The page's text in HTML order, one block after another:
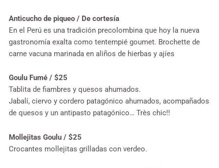
Anticucho de piqueo / De cortesía
En el Perú es una tradición precolombina que hoy la nueva
gastronomía exalta como tentempié goumet. Brochette de
carne vacuna marinada en aliños de hierbas y ajíes
Goulu Fumé / $25
Tablita de fiambres y quesos ahumados.
Jabalí, ciervo y cordero patagónico ahumados, acompañados
de quesos y un antipasto patagónico… Très chic!!
Mollejitas Goulu / $25
Crocantes mollejitas grilladas con verdeo.